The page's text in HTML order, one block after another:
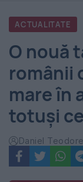
România
-
Evenimentul
Zilei
ACTUALITATE
O nouă
românii
mare în
totuși
Daniel